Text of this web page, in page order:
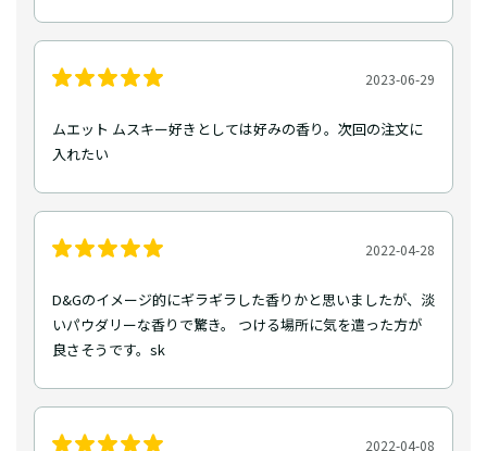
2023-06-29
ムエット ムスキー好きとしては好みの香り。次回の注文に
入れたい
2022-04-28
D&Gのイメージ的にギラギラした香りかと思いましたが、淡
いパウダリーな香りで驚き。 つける場所に気を遣った方が
良さそうです。sk
2022-04-08